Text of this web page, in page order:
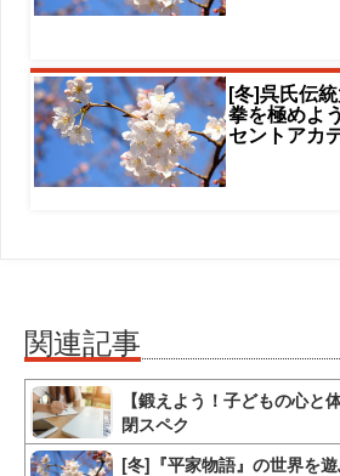
[冬]呉氏伝
拳を極めよ
セントアカ
関連記事
【鍛えよう！子どもの心と
閉スペク
[冬]『平家物語』の世界を